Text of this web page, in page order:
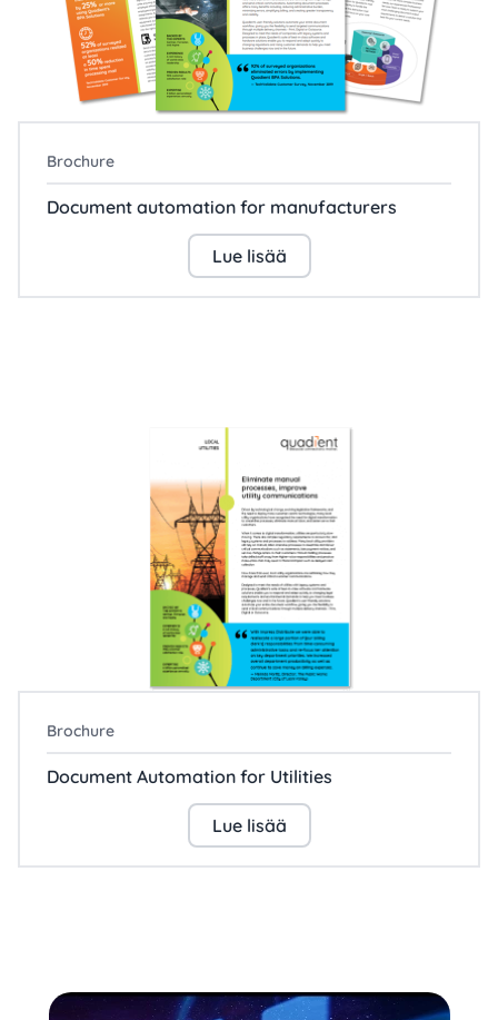
Brochure
Document automation for manufacturers
Lue lisää
Brochure
Document Automation for Utilities
Lue lisää